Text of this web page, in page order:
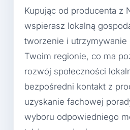
Kupując od producenta z
wspierasz lokalną
tworzenie i utrzymywanie
Twoim regionie, co ma
rozwój społeczności
bezpośredni kontakt z
uzyskanie fachowej
wyboru odpowiedniego